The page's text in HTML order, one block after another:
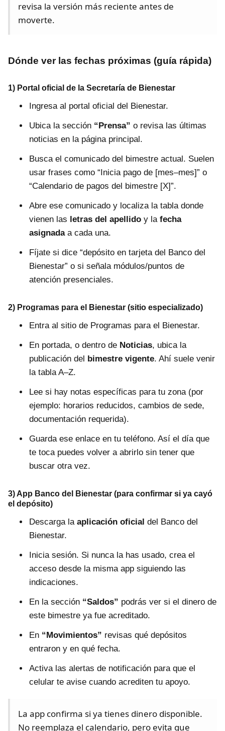
revisa la versión más reciente antes de
moverte.
Dónde ver las fechas próximas (guía rápida)
1) Portal oficial de la Secretaría de Bienestar
Ingresa al portal oficial del Bienestar.
Ubica la sección “Prensa” o revisa las últimas
noticias en la página principal.
Busca el comunicado del bimestre actual. Suelen
usar frases como “Inicia pago de [mes–mes]” o
“Calendario de pagos del bimestre [X]”.
Abre ese comunicado y localiza la tabla donde
vienen las letras del apellido y la fecha
asignadaa cada una.
Fíjate si dice “depósito en tarjeta del Banco del
Bienestar” o si señala módulos/puntos de
atención presenciales.
2) Programas para el Bienestar (sitio especializado)
Entra al sitio de Programas para el Bienestar.
En portada, o dentro de Noticias, ubica la
publicación del bimestre vigente. Ahí suele venir
la tabla A–Z.
Lee si hay notas específicas para tu zona (por
ejemplo: horarios reducidos, cambios de sede,
documentación requerida).
Guarda ese enlace en tu teléfono. Así el día que
te toca puedes volver a abrirlo sin tener que
buscar otra vez.
3) App Banco del Bienestar (para confirmar si ya cayó
el depósito)
Descarga la aplicación oficial del Banco del
Bienestar.
Inicia sesión. Si nunca la has usado, crea el
acceso desde la misma app siguiendo las
indicaciones.
En la sección “Saldos” podrás ver si el dinero de
este bimestre ya fue acreditado.
En “Movimientos” revisas qué depósitos
entraron y en qué fecha.
Activa las alertas de notificación para que el
celular te avise cuando acrediten tu apoyo.
La app confirma si ya tienes dinero disponible.
No reemplaza el calendario, pero evita que